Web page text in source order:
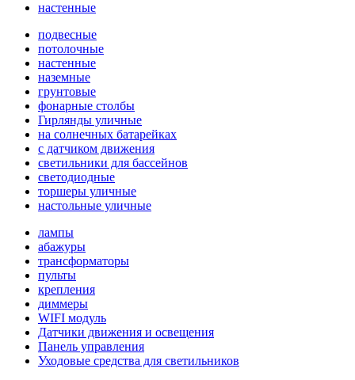
настенные
подвесные
потолочные
настенные
наземные
грунтовые
фонарные столбы
Гирлянды уличные
на солнечных батарейках
с датчиком движения
светильники для бассейнов
светодиодные
торшеры уличные
настольные уличные
лампы
абажуры
трансформаторы
пульты
крепления
диммеры
WIFI модуль
Датчики движения и освещения
Панель управления
Уходовые средства для светильников